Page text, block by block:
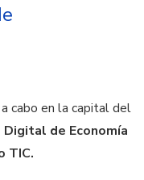
cabo en la capital del
de Economía
TIC.